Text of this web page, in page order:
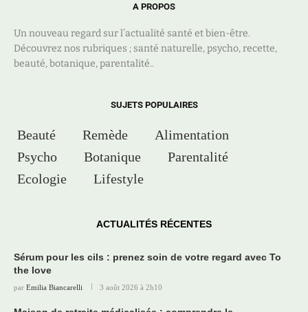
A PROPOS
Un nouveau regard sur l’actualité santé et bien-être.
Découvrez nos rubriques ; santé naturelle, psycho, recette,
beauté, botanique, parentalité..
SUJETS POPULAIRES
Beauté Remède
Alimentation
Psycho
Botanique
Parentalité
Ecologie
Lifestyle
ACTUALITÉS RÉCENTES
Sérum pour les cils : prenez soin de votre regard avec To
the love
par Emilia Biancarelli 3 août 2026 à 2h10